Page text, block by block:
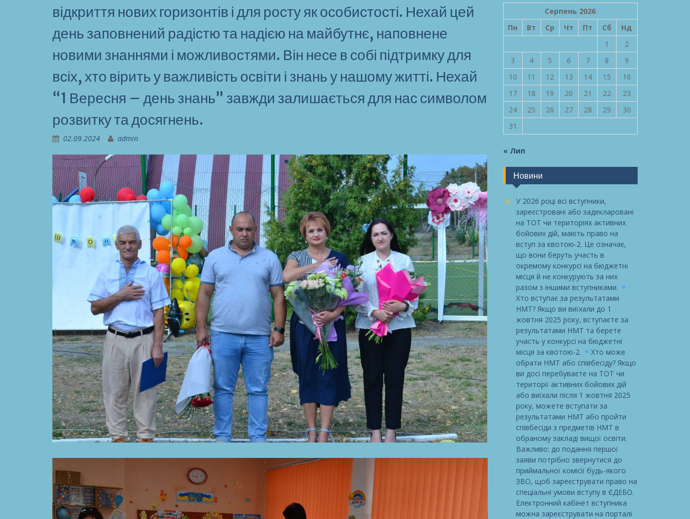
відкриття нових горизонтів і для росту як особистості. Нехай цей
день заповнений радістю та надією на майбутнє, наповнене
новими знаннями і можливостями. Він несе в собі підтримку для
всіх, хто вірить у важливість освіти і знань у нашому житті. Нехай
“1 Вересня – день знань” завжди залишається для нас символом
розвитку та досягнень.
02.09.2024 admin
Серпень 2026
Пн
Вт Ср Чт Пт Сб
Нд
1
2
3
4 5 6 7 8
9
10
11 12 13 14 15
16
17
18 19 20 21 22
23
24
25 26 27 28 29
30
31
« Лип
Новини
У 2026 році всі вступники,
зареєстровані або задекларовані
на ТОТ чи територіях активних
бойових дій, мають право на
вступ за квотою-2. Це означає,
що вони беруть участь в
окремому конкурсі на бюджетні
місця й не конкурують за них
разом з іншими вступниками.
Хто вступає за результатами
НМТ? Якщо ви виїхали до 1
жовтня 2025 року, вступаєте за
результатами НМТ та берете
участь у конкурсі на бюджетні
місця за квотою-2.
Хто може
обрати НМТ або співбесіду? Якщо
ви досі перебуваєте на ТОТ чи
території активних бойових дій
або виїхали після 1 жовтня 2025
року, можете вступати за
результатами НМТ або пройти
співбесіди з предметів НМТ в
обраному закладі вищої освіти.
Важливо: до подання першої
заяви потрібно звернутися до
приймальної комісії будь-якого
ЗВО, щоб зареєструвати право на
спеціальні умови вступу в ЄДЕБО.
Електронний кабінет вступника
можна зареєструвати на порталі